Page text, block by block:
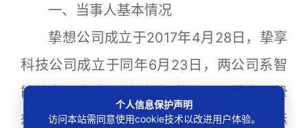
一、当事人基本情况
挚想公司成立于2017年4月28日，挚享
科技公司成立于同年6月23日，两公司系智
能共享设备“怪兽充电宝”的共同经营者。挚
想公司自2017年9月27日开始，向我国商标
个人信息保护声明
访问本站需同意使用cookie技术以改进用户体验。